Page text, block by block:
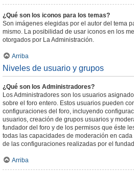
¿Qué son los iconos para los temas?
Son imágenes elegidas por el autor del tema
mismo. La posibilidad de usar iconos en los
otorgados por La Administración.
Arriba
Niveles de usuario y grupos
¿Qué son los Administradores?
Los Administradores son los usuarios
sobre el foro entero. Estos usuarios pueden
configuraciones del foro, incluyendo
usuarios, creación de grupos usuarios y
fundador del foro y de los permisos que éste
todas las capacidades de moderación en
de las configuraciones realizadas por el
Arriba